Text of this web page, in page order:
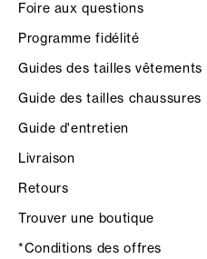
Foire aux questions
Programme fidélité
Guides des tailles vêtements
Guide des tailles chaussures
Guide d'entretien
Livraison
Retours
Trouver une boutique
*Conditions des offres